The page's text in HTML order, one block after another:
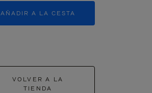
AÑADIR A LA CESTA
VOLVER A LA
TIENDA